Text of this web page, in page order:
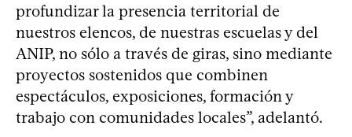
profundizar la presencia territorial de
nuestros elencos, de nuestras escuelas y del
ANIP, no sólo a través de giras, sino mediante
proyectos sostenidos que combinen
espectáculos, exposiciones, formación y
trabajo con comunidades locales”, adelantó.